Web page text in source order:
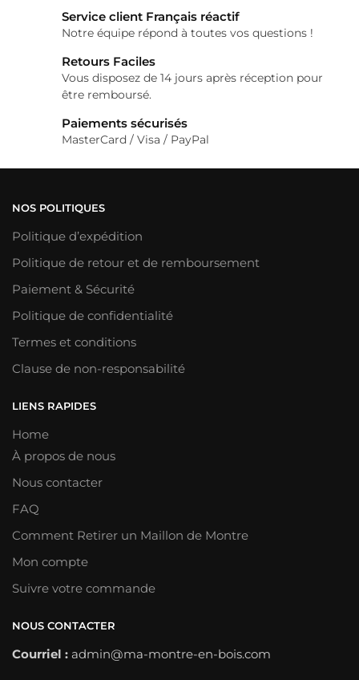
Service client Français réactif
Notre équipe répond à toutes vos questions !
Retours Faciles
Vous disposez de 14 jours après réception pour
être remboursé.
Paiements sécurisés
MasterCard / Visa / PayPal
NOS POLITIQUES
Politique d’expédition
Politique de retour et de remboursement
Paiement & Sécurité
Politique de confidentialité
Termes et conditions
Clause de non-responsabilité
LIENS RAPIDES
Home
À propos de nous
Nous contacter
FAQ
Comment Retirer un Maillon de Montre
Mon compte
Suivre votre commande
NOUS CONTACTER
Courriel : admin@ma-montre-en-bois.com